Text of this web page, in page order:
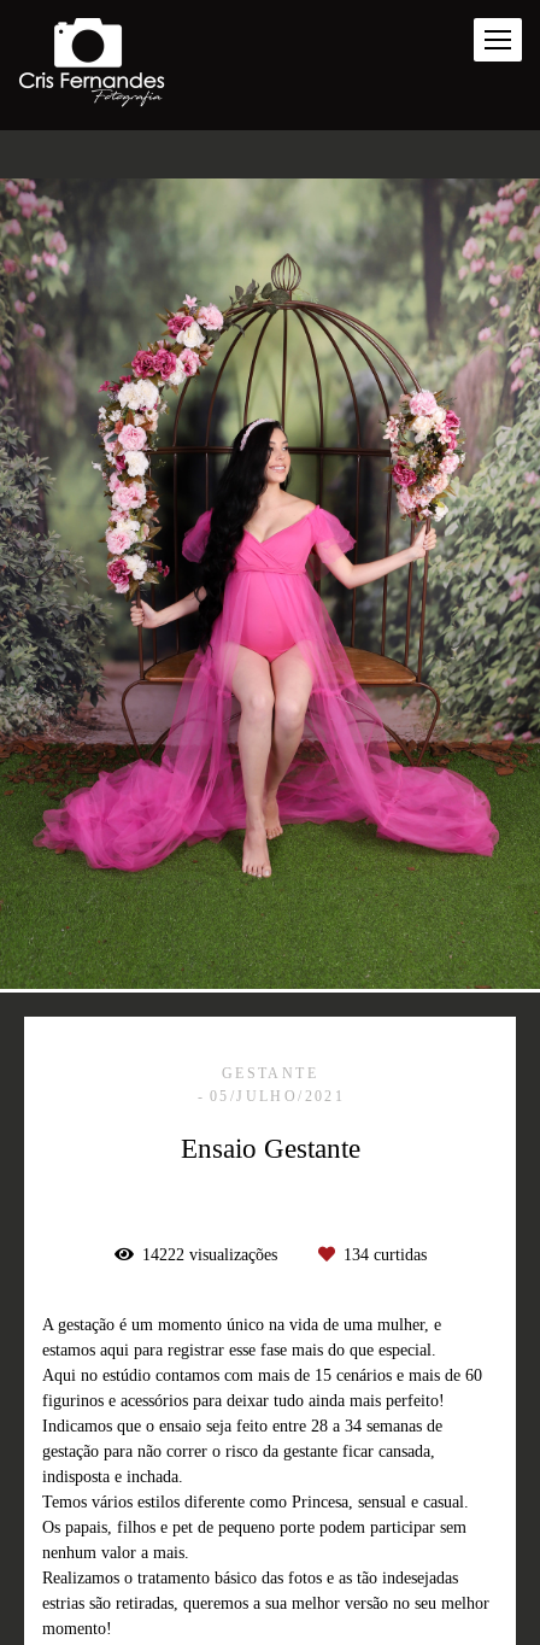
GESTANTE
05/JULHO/2021
Ensaio Gestante
14222visualizações 134curtidas
A gestação é um momento único na vida de uma mulher, e
estamos aqui para registrar esse fase mais do que especial.
Aqui no estúdio contamos com mais de 15 cenários e mais de 60
figurinos e acessórios para deixar tudo ainda mais perfeito!
Indicamos que o ensaio seja feito entre 28 a 34 semanas de
gestação para não correr o risco da gestante ficar cansada,
indisposta e inchada.
Temos vários estilos diferente como Princesa, sensual e casual.
Os papais, filhos e pet de pequeno porte podem participar sem
nenhum valor a mais.
Realizamos o tratamento básico das fotos e as tão indesejadas
estrias são retiradas, queremos a sua melhor versão no seu melhor
momento!